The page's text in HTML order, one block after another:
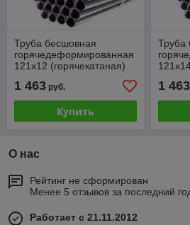
Труба бесшовная
горячедеформированная
121х12 (горячекатаная)
1 463 руб.
Купить
Труба
1 463
О нас
Рейтинг не сформирован
Менее 5 отзывов за последний
Работает с 21.11.2012